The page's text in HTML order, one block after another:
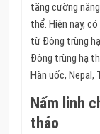
tăng cường
thể. Hiện nay,
từ Đông trùng
Đông trùng hạ
Hàn uốc, Nepal,
Nấm linh
thảo